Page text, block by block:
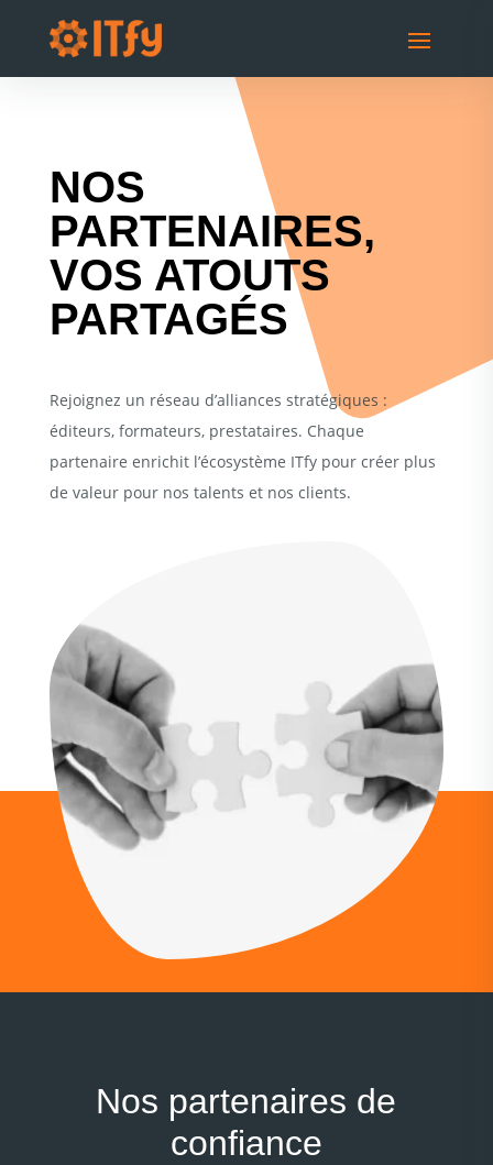
NOS
PARTENAIRES,
VOS ATOUTS
PARTAGÉS
Rejoignez un réseau d’alliances stratégiques :
éditeurs, formateurs, prestataires. Chaque
partenaire enrichit l’écosystème ITfy pour créer plus
de valeur pour nos talents et nos clients.
Nos partenaires de
confiance